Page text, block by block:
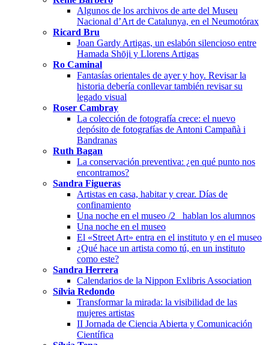
Algunos de los archivos de arte del Museu
Nacional d’Art de Catalunya, en el Neumotórax
Ricard Bru
Joan Gardy Artigas, un eslabón silencioso entre
Hamada Shōji y Llorens Artigas
Ro Caminal
Fantasías orientales de ayer y hoy. Revisar la
historia debería conllevar también revisar su
legado visual
Roser Cambray
La colección de fotografía crece: el nuevo
depósito de fotografías de Antoni Campañà i
Bandranas
Ruth Bagan
La conservación preventiva: ¿en qué punto nos
encontramos?
Sandra Figueras
Artistas en casa, habitar y crear. Días de
confinamiento
Una noche en el museo /2_ hablan los alumnos
Una noche en el museo
El «Street Art» entra en el instituto y en el museo
¿Qué hace un artista como tú, en un instituto
como este?
Sandra Herrera
Calendarios de la Nippon Exlibris Association
Sílvia Redondo
Transformar la mirada: la visibilidad de las
mujeres artistas
II Jornada de Ciencia Abierta y Comunicación
Científica